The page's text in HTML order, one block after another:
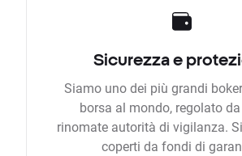
Sicurezza e
Siamo uno dei più grandi
borsa al mondo, regolato
rinomate autorità di vigilanza.
coperti da fondi di